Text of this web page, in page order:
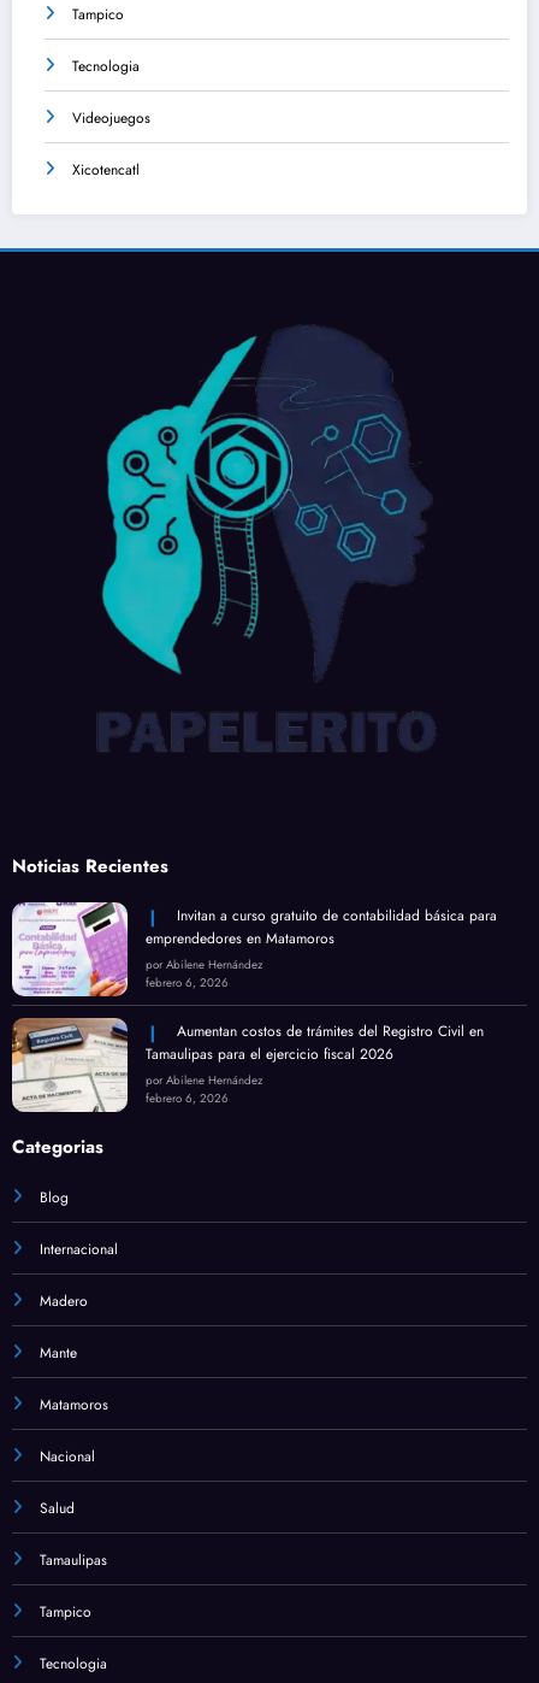
Tampico
Tecnologia
Videojuegos
Xicotencatl
Noticias Recientes
Invitan a curso gratuito de contabilidad básica para
emprendedores en Matamoros
por Abilene Hernández
febrero 6, 2026
Aumentan costos de trámites del Registro Civil en
Tamaulipas para el ejercicio fiscal 2026
por Abilene Hernández
febrero 6, 2026
Categorias
Blog
Internacional
Madero
Mante
Matamoros
Nacional
Salud
Tamaulipas
Tampico
Tecnologia